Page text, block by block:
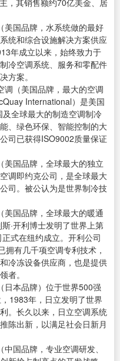
，其销售额约70亿美金、居
美国品牌，水系统做的最好
统和综合设施解决方案供应
年成立以来，始终致力于
冷空调系统、服务和零配件
方案。
调（美国品牌，最大的空调
International）是美国
全球最大的制造空调制冷
、绿色环保、智能控制的大
司已获得ISO9002质量保证
美国品牌，全球最大的独立
调即约克公司，是全球最大
司。被公认为是世界制冷技
国品牌，全球最大的暖通
·开利博士发明了世界上第
式在纽约成立。开利公司
拥有几千项空调专利技术，
冷冻设备供应商，也是提供
者。
日本品牌）位于世界500强
1983年，日立发明了世界
。长久以来，日立空调系统
陈出新，以满足社会日新月
国品牌，专业空调研发、